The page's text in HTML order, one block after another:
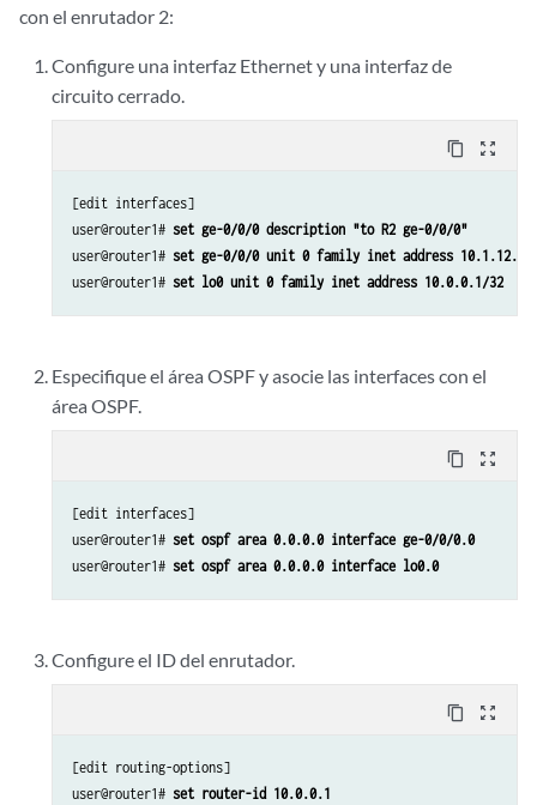
con el enrutador 2:
Configure una interfaz Ethernet y una interfaz de
circuito cerrado.
content_copy zoom_out_map
[edit interfaces]
user@router1# set ge-0/0/0 description "to R2 ge-0/0/0"
user@router1# set ge-0/0/0 unit 0 family inet address 10.1.12.2/
user@router1# set lo0 unit 0 family inet address 10.0.0.1/32
Especifique el área OSPF y asocie las interfaces con el
área OSPF.
content_copy zoom_out_map
[edit interfaces]
user@router1# set ospf area 0.0.0.0 interface ge-0/0/0.0
user@router1# set ospf area 0.0.0.0 interface lo0.0
Configure el ID del enrutador.
content_copy zoom_out_map
[edit routing-options]
user@router1# set router-id 10.0.0.1